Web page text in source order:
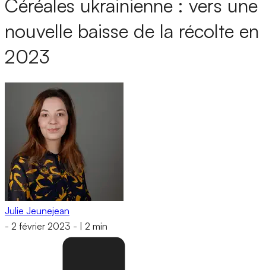
Céréales ukrainienne : vers une
nouvelle baisse de la récolte en
2023
Julie Jeunejean
- 2 février 2023 - 2 min